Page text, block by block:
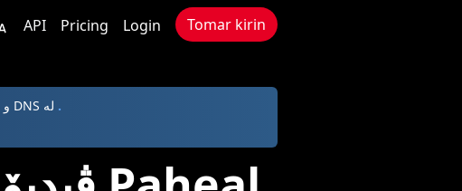
API Pricing Login Tomar kirin
.